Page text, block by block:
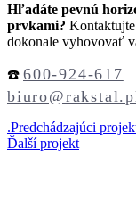
Hľadáte pevnú
prvkami?
dokonale vyhovovať
☎️ 600-924-617
.Predchádzajúci
Ďalší projekt